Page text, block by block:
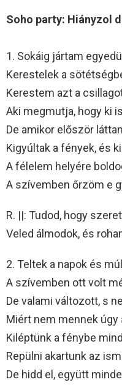
Soho party: Hiányzol
1. Sokáig jártam
Kerestelek a
Kerestem azt a
Aki megmutja, hogy ki
De amikor először
Kigyúltak a fények, és
A félelem helyére
A szívemben őrzöm e
R. ||: Tudod, hogy
Veled álmodok, és
2. Teltek a napok és
A szívemben ott volt
De valami változott, s
Miért nem mennek úgy
Kiléptünk a fénybe
Repülni akartunk az
De hidd el, együtt